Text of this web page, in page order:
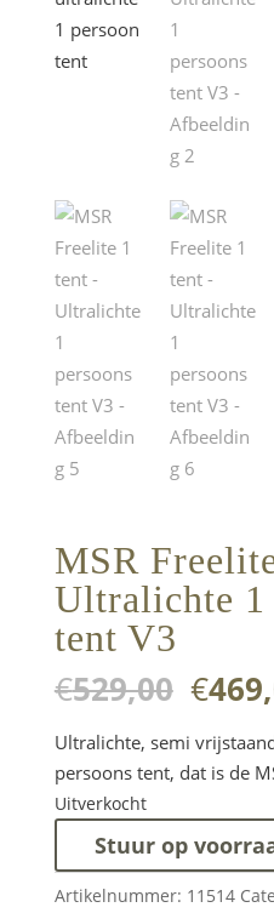
MSR
Ultralichte 1
tent V3
€529,00
was:
€
Ultralichte, semi
persoons tent, dat is de
Uitverkocht
Stuur op
Artikelnummer: 11514